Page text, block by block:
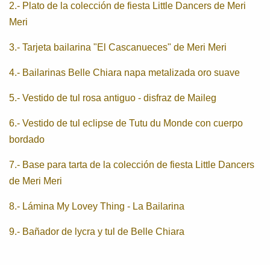
2.- Plato de la colección de fiesta Little Dancers de Meri
Meri
3.- Tarjeta bailarina "El Cascanueces" de Meri Meri
4.- Bailarinas Belle Chiara napa metalizada oro suave
5.- Vestido de tul rosa antiguo - disfraz de Maileg
6.- Vestido de tul eclipse de Tutu du Monde con cuerpo
bordado
7.- Base para tarta de la colección de fiesta Little Dancers
de Meri Meri
8.- Lámina My Lovey Thing - La Bailarina
9.- Bañador de lycra y tul de Belle Chiara